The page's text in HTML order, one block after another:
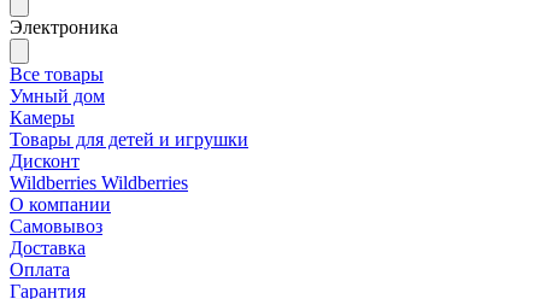
Электроника
Все товары
Умный дом
Камеры
Товары для детей и игрушки
Дисконт
Wildberries Wildberries
О компании
Самовывоз
Доставка
Оплата
Гарантия